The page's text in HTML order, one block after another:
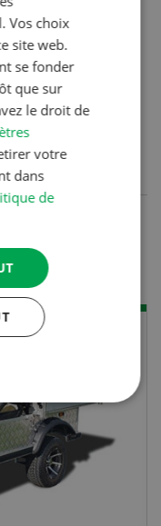
que l’on peut
Vos choix
site web.
se fonder
que sur
le droit de
votre
dans
de